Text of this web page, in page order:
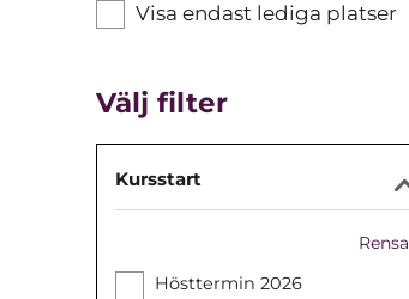
Visa endast lediga platser
Välj filter
Kursstart
Rensa
Hösttermin 2026